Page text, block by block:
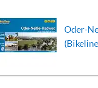
Oder-